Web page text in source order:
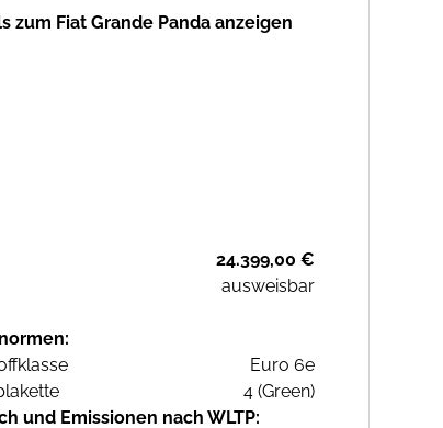
zum Fiat Grande Panda anzeigen
24.399,00 €
ausweisbar
Euro 6e
4 (Green)
und Emissionen nach WLTP: